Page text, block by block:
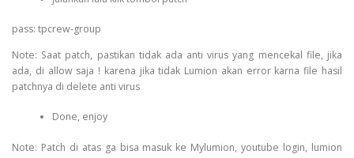
pass: tpcrew-group
Note: Saat patch, pastikan tidak ada anti virus yang mencekal file, jika
ada, di allow saja ! karena jika tidak Lumion akan error karna file hasil
patchnya di delete anti virus
Done, enjoy
Note: Patch di atas ga bisa masuk ke Mylumion, youtube login, lumion